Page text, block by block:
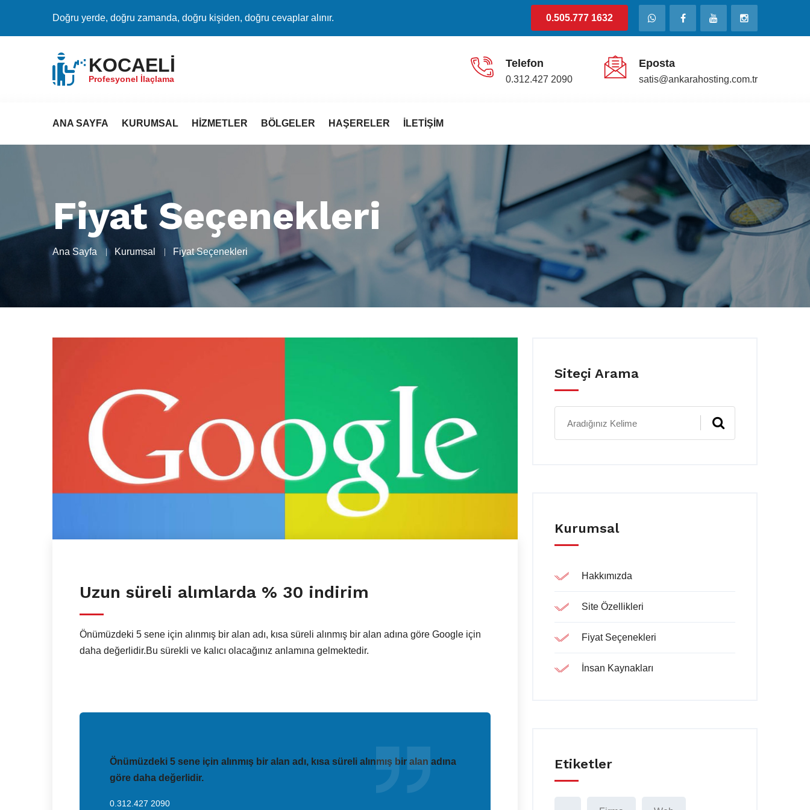
Doğru yerde, doğru zamanda, doğru kişiden, doğru cevaplar alınır. 0.505.777 1632
KOCAELİ
Profesyonel İlaçlama
Telefon
0.312.427 2090
Eposta
satis@ankarahosting.com.tr
ANA SAYFA KURUMSAL HIZMETLER BÖLGELER HAŞERELER İLETIŞIM
Fiyat Seçenekleri
Ana Sayfa Kurumsal Fiyat Seçenekleri
Uzun süreli alımlarda % 30 indirim
Önümüzdeki 5 sene için alınmış bir alan adı, kısa süreli alınmış bir alan adına göre Google için
daha değerlidir.Bu sürekli ve kalıcı olacağınız anlamına gelmektedir.
Önümüzdeki 5 sene için alınmış bir alan adı, kısa süreli alınmış bir alan adına
göre daha değerlidir.
0.312.427 2090
Siteçi Arama
Kurumsal
Hakkımızda
Site Özellikleri
Fiyat Seçenekleri
İnsan Kaynakları
Etiketler